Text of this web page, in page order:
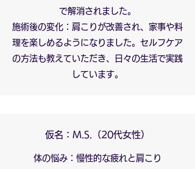
で解消されました。
施術後の変化：肩こりが改善され、家事や料
理を楽しめるようになりました。セルフケア
の方法も教えていただき、日々の生活で実践
しています。
仮名：M.S.（20代女性）
体の悩み：慢性的な疲れと肩こり